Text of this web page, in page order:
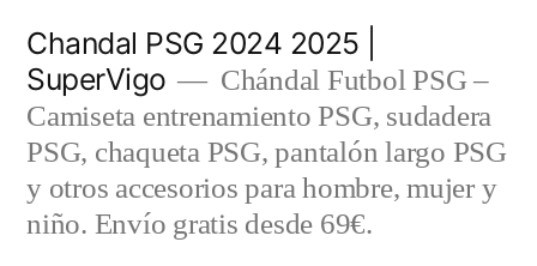
contenido
Chandal PSG 2024 2025 |
SuperVigo
Chándal Futbol PSG –
Camiseta entrenamiento PSG, sudadera
PSG, chaqueta PSG, pantalón largo PSG
y otros accesorios para hombre, mujer y
niño. Envío gratis desde 69€.